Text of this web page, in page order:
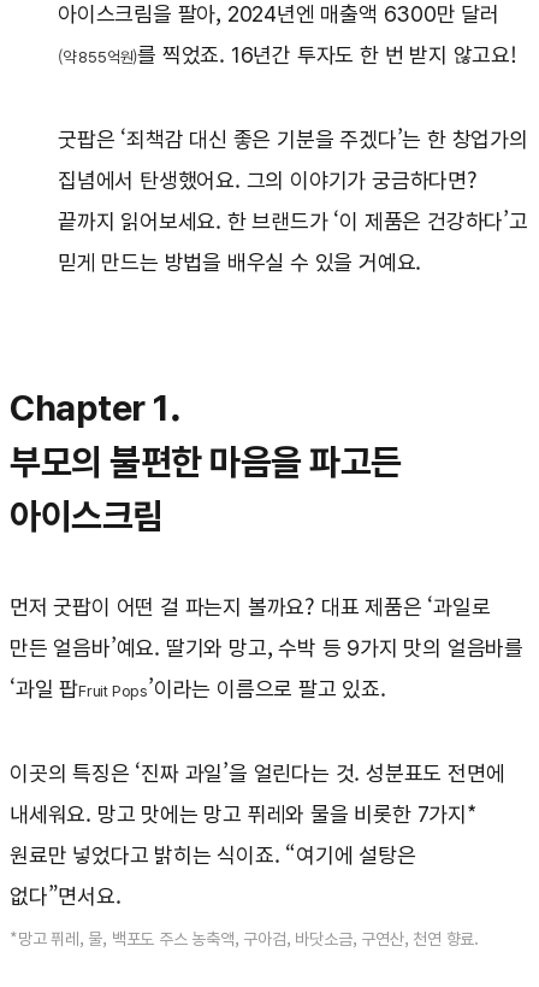
아이스크림을 팔아, 2024년엔 매출액 6300만 달러
(약 855억원)를 찍었죠. 16년간 투자도 한 번 받지 않고요!
굿팝은 ‘죄책감 대신 좋은 기분을 주겠다’는 한 창업가의
집념에서 탄생했어요. 그의 이야기가 궁금하다면?
끝까지 읽어보세요. 한 브랜드가 ‘이 제품은 건강하다’고
믿게 만드는 방법을 배우실 수 있을 거예요.
Chapter 1.
부모의 불편한 마음을 파고든
아이스크림
먼저 굿팝이 어떤 걸 파는지 볼까요? 대표 제품은 ‘과일로
만든 얼음바’예요. 딸기와 망고, 수박 등 9가지 맛의 얼음바를
‘과일 팝Fruit Pops’이라는 이름으로 팔고 있죠.
이곳의 특징은 ‘진짜 과일’을 얼린다는 것. 성분표도 전면에
내세워요. 망고 맛에는 망고 퓌레와 물을 비롯한 7가지*
원료만 넣었다고 밝히는 식이죠. “여기에 설탕은
없다”면서요.
*망고 퓌레, 물, 백포도 주스 농축액, 구아검, 바닷소금, 구연산, 천연 향료.